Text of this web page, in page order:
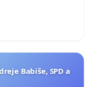
Babiše, SPD a